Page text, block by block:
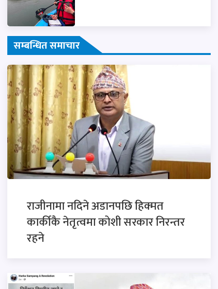
सम्बन्धित समाचार
राजीनामा नदिने अडानपछि हिक्मत
कार्कीकै नेतृत्वमा कोशी सरकार निरन्तर
रहने